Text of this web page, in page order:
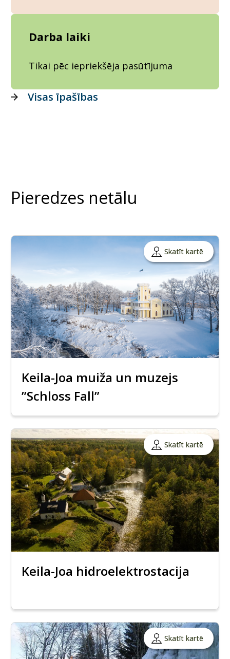
Darba laiki
Tikai pēc iepriekšēja pasūtījuma
Visas īpašības
Pieredzes netālu
Skatīt kartē
Keila-Joa muiža un muzejs
”Schloss Fall”
Skatīt kartē
Keila-Joa hidroelektrostacija
Skatīt kartē